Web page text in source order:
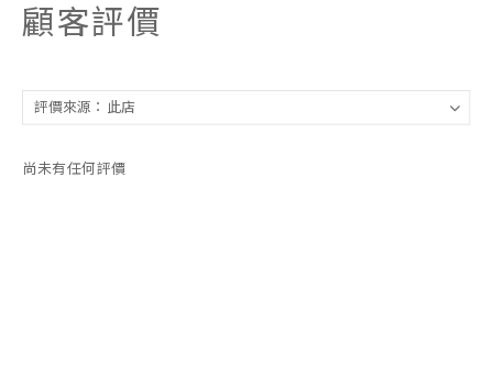
顧客評價
尚未有任何評價